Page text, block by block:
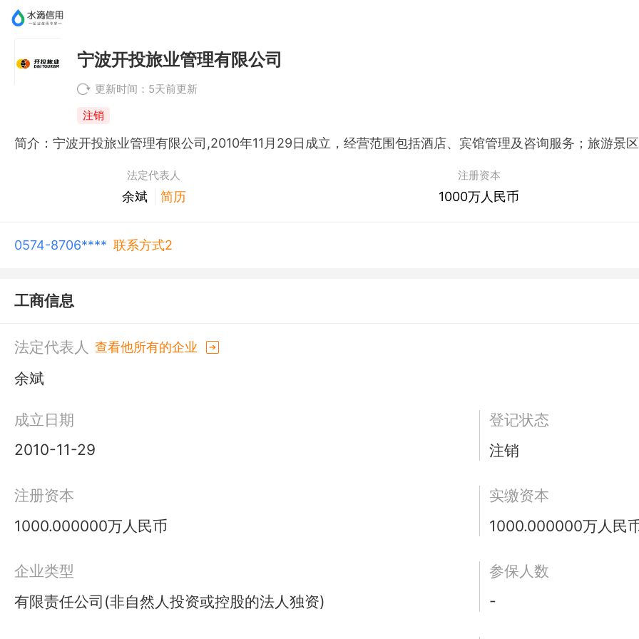
宁波开投旅业管理有限公司
更新时间：5天前更新
注销
法定代表人
余斌 简历
注册资本
1000万人民币
0574-8706**** 联系方式2
工商信息
法定代表人 查看他所有的企业
余斌
成立日期
2010-11-29
登记状态
注销
注册资本
1000.000000万人民币
实缴资本
1000.000000万人民
企业类型
有限责任公司(非自然人投资或控股的法人独资)
参保人数
-